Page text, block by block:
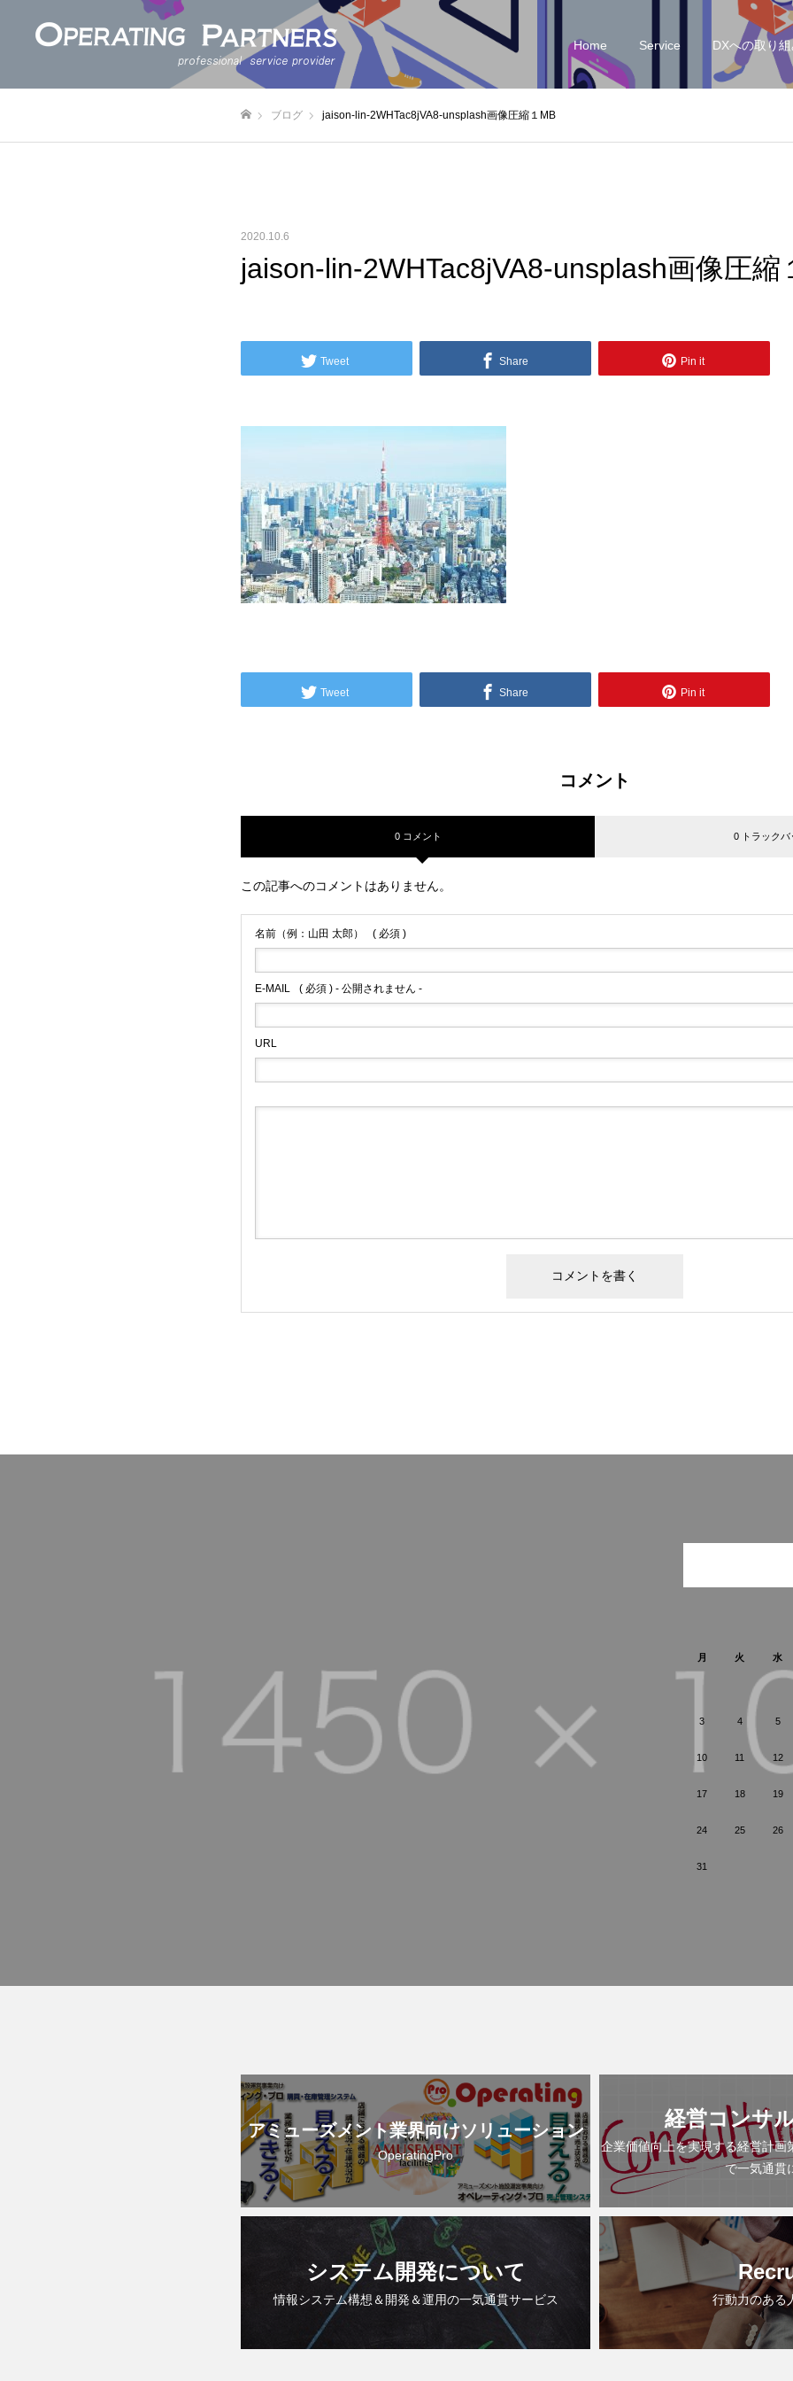
Home Service DXへの取り
ブログ jaison-lin-2WHTac8jVA8-unsplash画像圧縮１MB
2020.10.6
jaison-lin-2WHTac8jVA8-unsplash画像圧縮
Tweet Share Pin it
Tweet Share Pin it
コメント
0 コメント 0 トラックバ
この記事へのコメントはありません。
名前（例：山田 太郎） ( 必須 )
E-MAIL ( 必須 ) - 公開されません -
URL
月 火 水
3 4 5
10 11 12
17 18 19
24 25 26
31
アミューズメント業界向けソリューション
OperatingPro
経営コンサ
企業価値向上を実現する経営計画
で一気通貫
システム開発について
情報システム構想＆開発＆運用の一気通貫サービス 行動力のある